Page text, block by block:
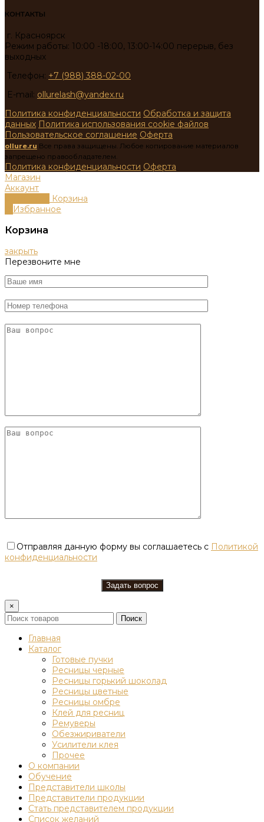
КОНТАКТЫ
г. Красноярск
Режим работы: 10:00 -18:00, 13:00-14:00 перерыв, без
выходных
Телефон: +7 (988) 388-02-00
E-mail: ollurelash@yandex.ru
Политика конфиденциальности Обработка и защита
данных Политика использования cookie файлов
Пользовательское соглашение Оферта
ollure.ru Все права защищены. Любое копирование материалов
запрещено правообладателем.
Политика конфиденциальности Оферта
Магазин
Аккаунт
Корзина
Избранное
Корзина
закрыть
Перезвоните мне
Отправляя данную форму вы соглашаетесь с Политикой
конфиденциальности
×
Поиск
Главная
Каталог
Готовые пучки
Ресницы черные
Ресницы горький шоколад
Ресницы цветные
Ресницы омбре
Клей для ресниц
Ремуверы
Обезжириватели
Усилители клея
Прочее
О компании
Обучение
Представители школы
Представители продукции
Стать представителем продукции
Список желаний